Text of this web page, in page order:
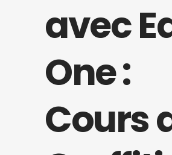
avec
One :
Cours